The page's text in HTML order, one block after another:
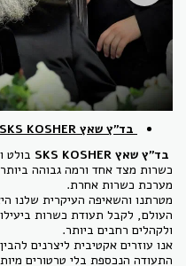
בד"ץ שאץ SKS KOSHER כשרות בוטיק עם יחס אישי
בד"ץ שאץ SKS KOSHER
בולט
כשרות מצד אחד ורמה גבוהה
מערכת כשרות אחרת.
מטרתנו והשאיפה העיקרית שלנו
העולם, לקבל תעודת כשרות
ולקהלים רחבים ביותר.
אנו עוזרים אקטיבית ליצרנים
התעודה הנכספת בלי טרטורים